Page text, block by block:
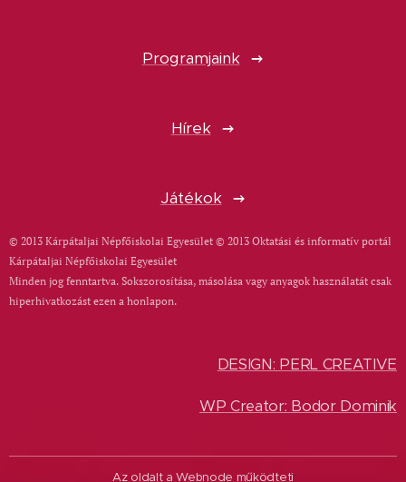
Programjaink
Hírek
Játékok
© 2013 Kárpátaljai Népfőiskolai Egyesület © 2013 Oktatási és informatív portál
Kárpátaljai Népfőiskolai Egyesület
Minden jog fenntartva. Sokszorosítása, másolása vagy anyagok használatát csak
hiperhivatkozást ezen a honlapon.
DESIGN: PERL CREATIVE
WP Creator: Bodor Dominik
Az oldalt aWebnode működteti